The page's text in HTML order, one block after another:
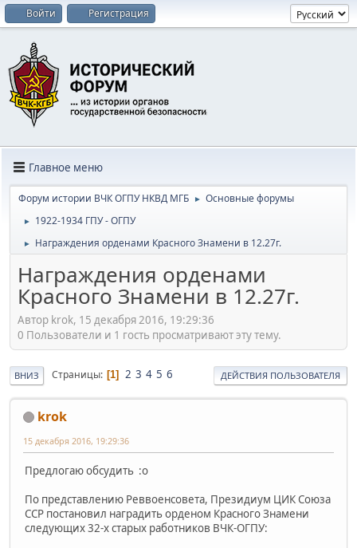
Войти Регистрация
Главное меню
Форум истории ВЧК ОГПУ НКВД МГБ ► Основные форумы
► 1922-1934 ГПУ - ОГПУ
► Награждения орденами Красного Знамени в 12.27г.
Награждения орденами
Красного Знамени в 12.27г.
Автор krok, 15 декабря 2016, 19:29:36
0 Пользователи и 1 гость просматривают эту тему.
ВНИЗ Страницы 1 2 3 4 5 6 ДЕЙСТВИЯ ПОЛЬЗОВАТЕЛЯ
krok
15 декабря 2016, 19:29:36
Предлогаю обсудить :o
По представлению Реввоенсовета, Президиум ЦИК Союза
ССР постановил наградить орденом Красного Знамени
следующих 32-х старых работников ВЧК-ОГПУ: